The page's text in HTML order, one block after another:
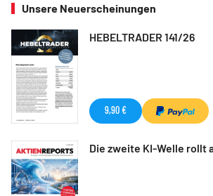
Unsere Neuerscheinungen
HEBELTRADER 141/26
9,90 €
Die zweite KI-Welle rollt